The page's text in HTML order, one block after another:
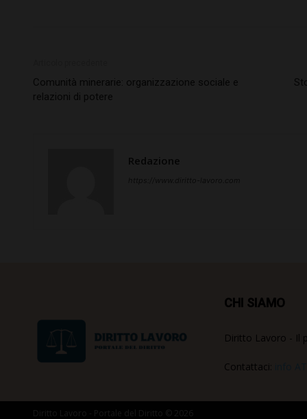
Comunità minerarie: organizzazione sociale e
relazioni di potere
Redazione
CHI SIAMO
Diritto Lavoro - Il
Contattaci: